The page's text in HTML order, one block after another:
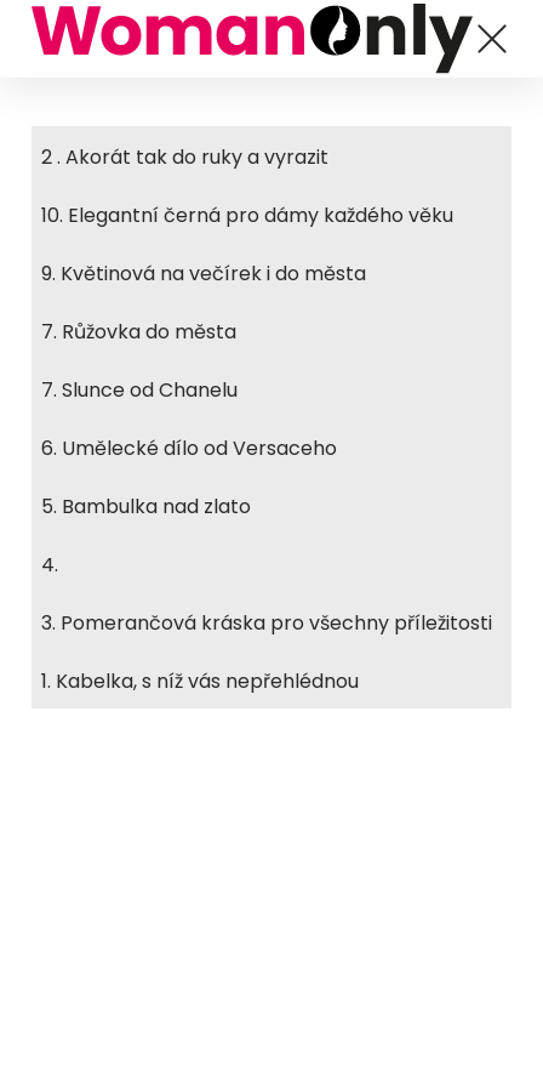
2 . Akorát tak do ruky a vyrazit
10. Elegantní černá pro dámy každého věku
9. Květinová na večírek i do města
7. Růžovka do města
7. Slunce od Chanelu
6. Umělecké dílo od Versaceho
5. Bambulka nad zlato
4.
3. Pomerančová kráska pro všechny příležitosti
1. Kabelka, s níž vás nepřehlédnou